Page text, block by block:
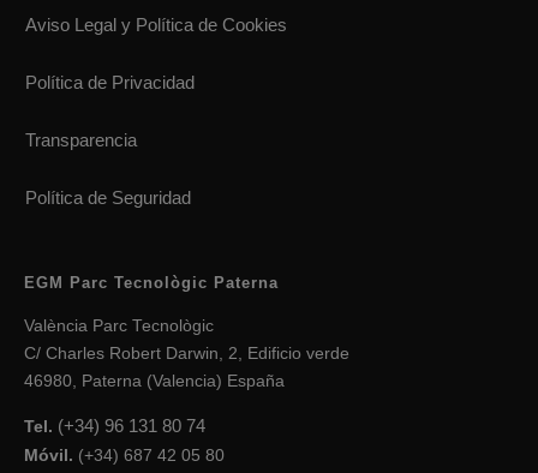
Aviso Legal y Política de Cookies
Política de Privacidad
Transparencia
Política de Seguridad
EGM Parc Tecnològic Paterna
València Parc Tecnològic
C/ Charles Robert Darwin, 2, Edificio verde
46980, Paterna (Valencia) España
Tel. (+34) 96 131 80 74
Móvil. (+34) 687 42 05 80